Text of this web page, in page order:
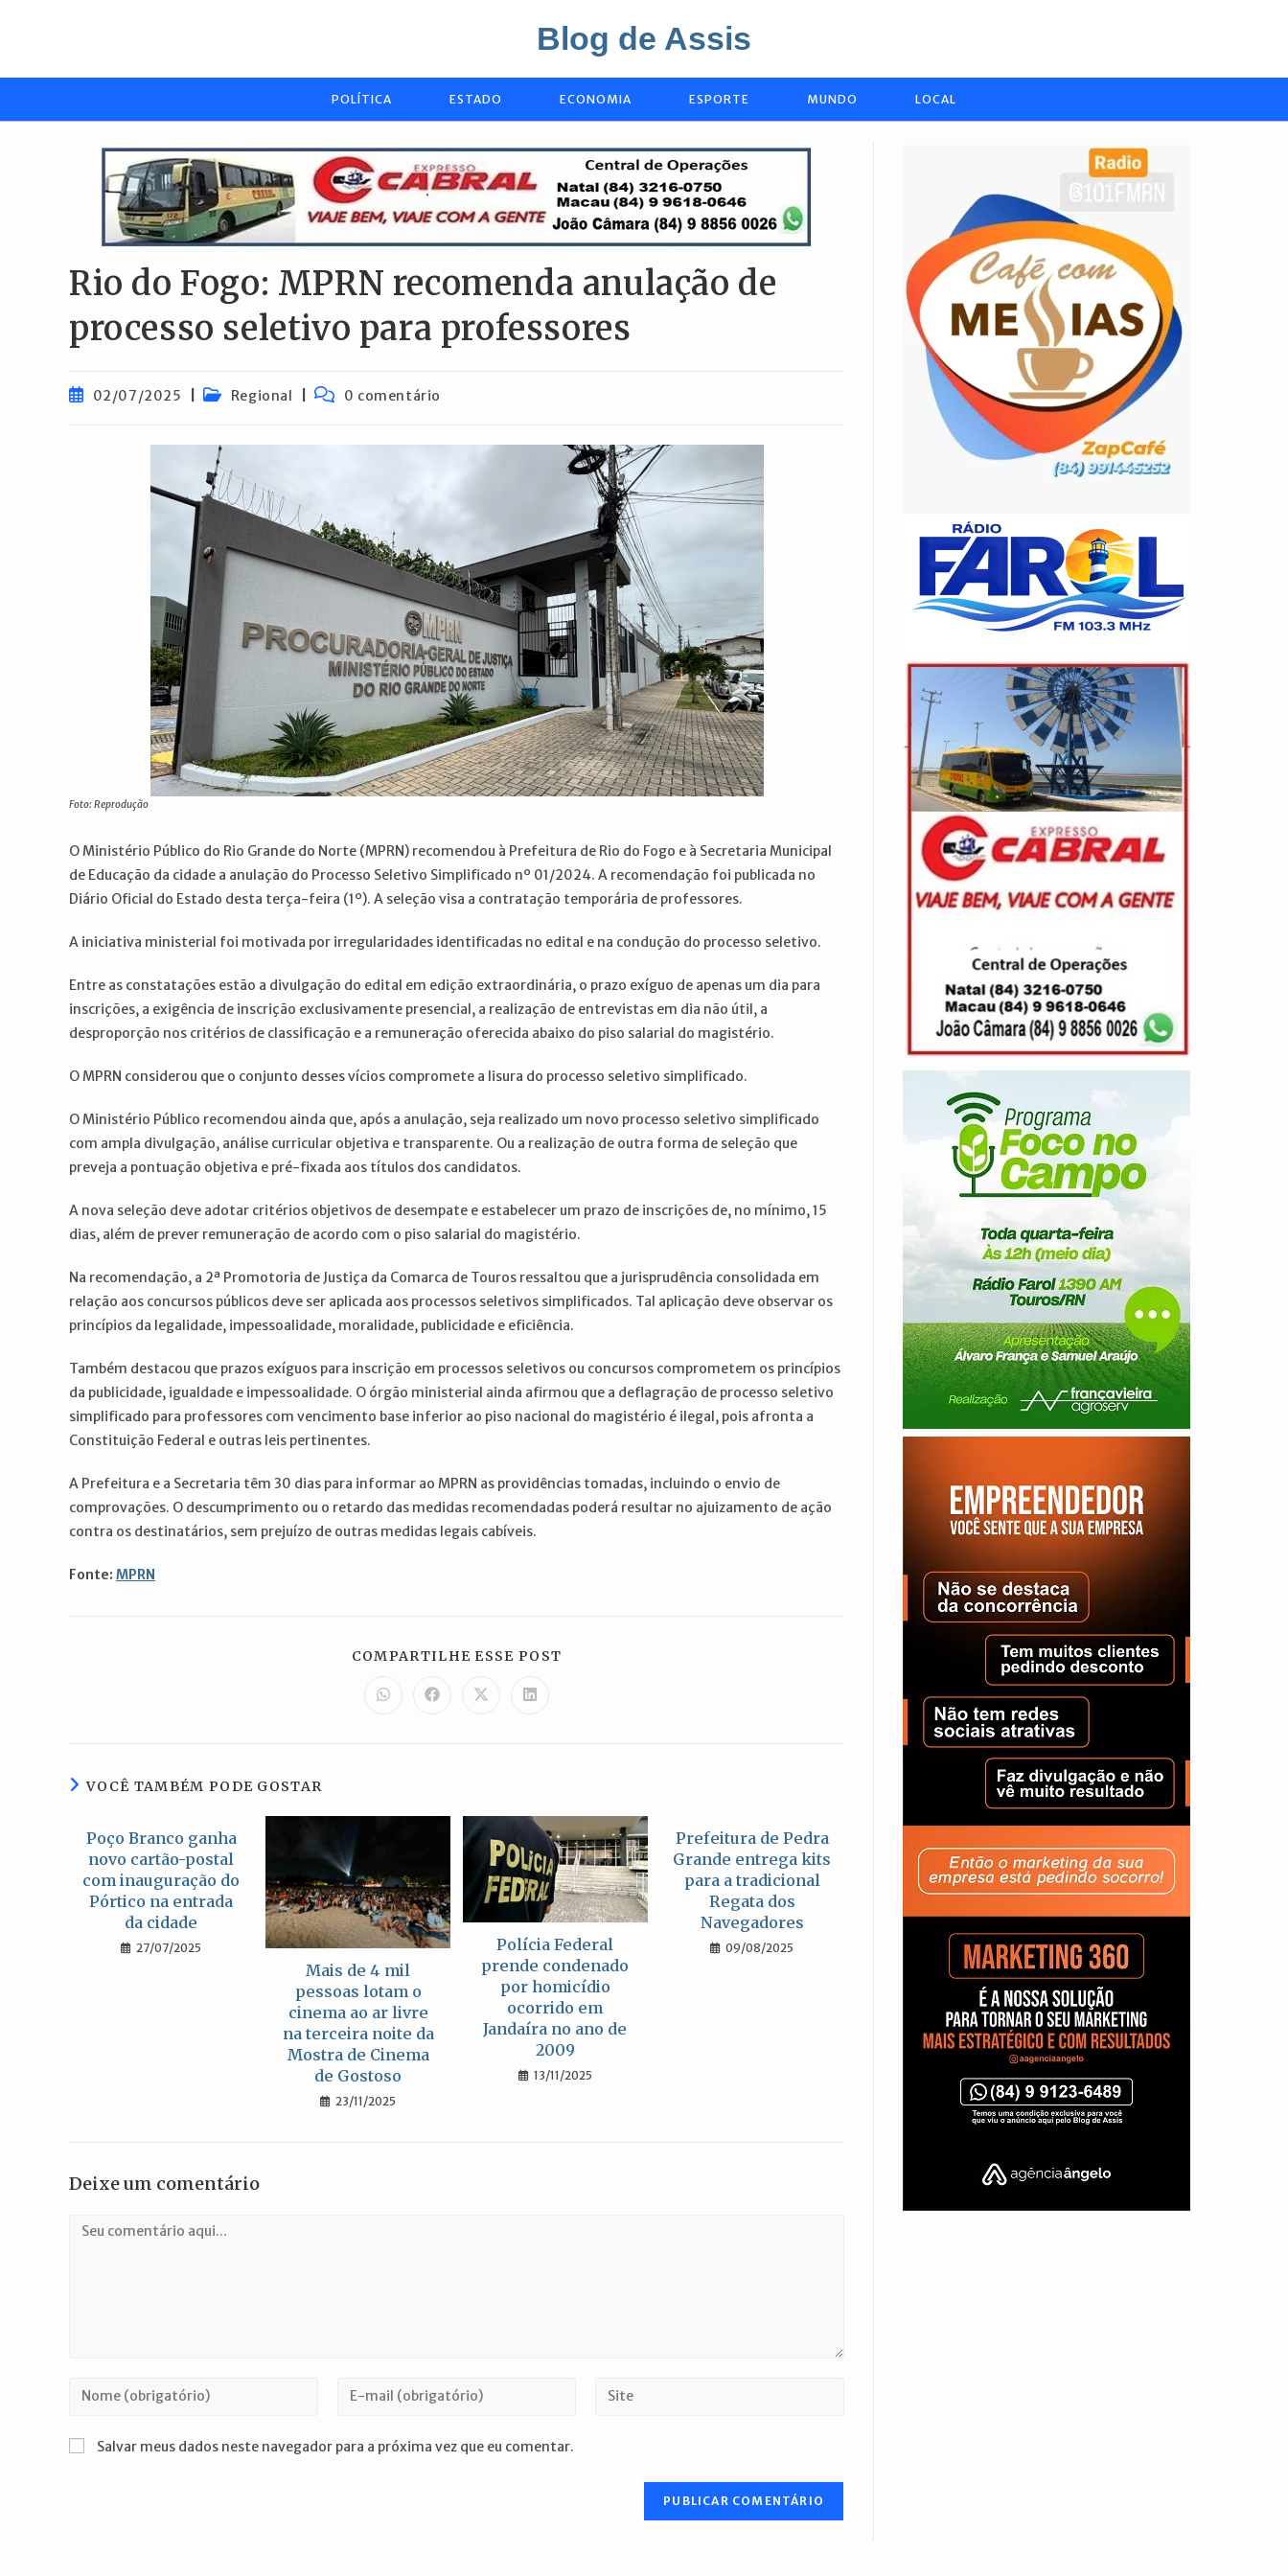
conteúdo
Blog de Assis
POLÍTICA ESTADO ECONOMIA ESPORTE MUNDO LOCAL
Rio do Fogo: MPRN recomenda anulação de
processo seletivo para professores
Post02/07/2025
Categoria
Regional
Comentários
0 comentário
Foto: Reprodução
O Ministério Público do Rio Grande do Norte (MPRN) recomendou à Prefeitura de Rio do Fogo e à Secretaria Municipal
de Educação da cidade a anulação do Processo Seletivo Simplificado nº 01/2024. A recomendação foi publicada no
Diário Oficial do Estado desta terça-feira (1º). A seleção visa a contratação temporária de professores.
A iniciativa ministerial foi motivada por irregularidades identificadas no edital e na condução do processo seletivo.
Entre as constatações estão a divulgação do edital em edição extraordinária, o prazo exíguo de apenas um dia para
inscrições, a exigência de inscrição exclusivamente presencial, a realização de entrevistas em dia não útil, a
desproporção nos critérios de classificação e a remuneração oferecida abaixo do piso salarial do magistério.
O MPRN considerou que o conjunto desses vícios compromete a lisura do processo seletivo simplificado.
O Ministério Público recomendou ainda que, após a anulação, seja realizado um novo processo seletivo simplificado
com ampla divulgação, análise curricular objetiva e transparente. Ou a realização de outra forma de seleção que
preveja a pontuação objetiva e pré-fixada aos títulos dos candidatos.
A nova seleção deve adotar critérios objetivos de desempate e estabelecer um prazo de inscrições de, no mínimo, 15
dias, além de prever remuneração de acordo com o piso salarial do magistério.
Na recomendação, a 2ª Promotoria de Justiça da Comarca de Touros ressaltou que a jurisprudência consolidada em
relação aos concursos públicos deve ser aplicada aos processos seletivos simplificados. Tal aplicação deve observar os
princípios da legalidade, impessoalidade, moralidade, publicidade e eficiência.
Também destacou que prazos exíguos para inscrição em processos seletivos ou concursos comprometem os princípios
da publicidade, igualdade e impessoalidade. O órgão ministerial ainda afirmou que a deflagração de processo seletivo
simplificado para professores com vencimento base inferior ao piso nacional do magistério é ilegal, pois afronta a
Constituição Federal e outras leis pertinentes.
A Prefeitura e a Secretaria têm 30 dias para informar ao MPRN as providências tomadas, incluindo o envio de
comprovações. O descumprimento ou o retardo das medidas recomendadas poderá resultar no ajuizamento de ação
contra os destinatários, sem prejuízo de outras medidas legais cabíveis.
Fonte: MPRN
COMPARTILHE ESSE POST
Abre
em
nova
Abre
em
nova
Abre
em
nova
Abre
em
nova
VOCÊ TAMBÉM PODE GOSTAR
Poço Branco ganha
novo cartão-postal
com inauguração do
Pórtico na entrada
da cidade
27/07/2025
Mais de 4 mil
pessoas lotam o
cinema ao ar livre
na terceira noite da
Mostra de Cinema
de Gostoso
23/11/2025
Polícia Federal
prende condenado
por homicídio
ocorrido em
Jandaíra no ano de
2009
13/11/2025
Prefeitura de Pedra
Grande entrega kits
para a tradicional
Regata dos
Navegadores
09/08/2025
Deixe um comentário
Comentário
Digite
nome
Digite
endereço
de
Digite
Salvar meus dados neste navegador para a próxima vez que eu comentar.